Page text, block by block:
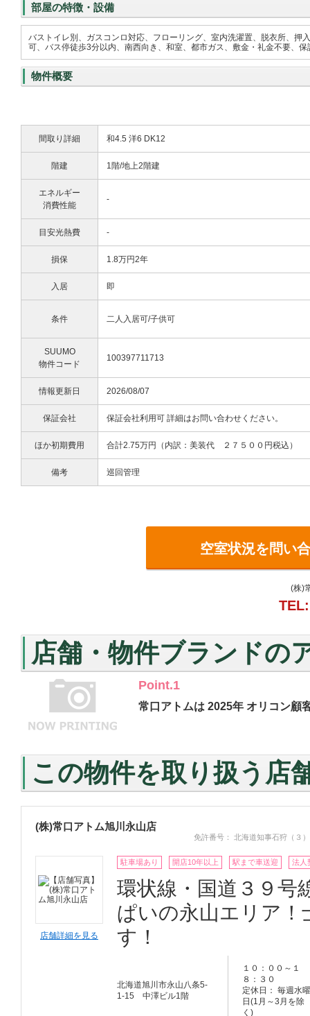
部屋の特徴・設備
バストイレ別、ガスコンロ対応、フローリング、室内洗濯置、脱衣所、
可、バス停徒歩3分以内、南西向き、和室、都市ガス、敷金・礼金不要、
物件概要
間取り詳細 和4.5 洋6 DK12
階建 1階/地上2階建
エネルギー
消費性能
-
目安光熱費 -
損保 1.8万円2年
入居 即
条件 二人入居可/子供可
SUUMO
物件コード
100397711713
情報更新日 2026/08/07
保証会社 保証会社利用可 詳細はお問い合わせください。
ほか初期費用 合計2.75万円（内訳：美装代 ２７５００円税込）
備考 巡回管理
空室状況を問い
(株)
店舗・物件ブランドの
Point.1
常口アトムは 2025年 オリコン顧
この物件を取り扱う店
(株)常口アトム旭川永山店
免許番号： 北海道知事石狩（３
店舗詳細を見る
駐車場あり 開店10年以上 駅まで車送迎 法人
環状線・国道３９号
ぱいの永山エリア！
す！
北海道旭川市永山八条5-
1-15 中澤ビル1階
１０：００～１
８：３０
定休日： 毎週水曜
日(1月～3月を除
く)